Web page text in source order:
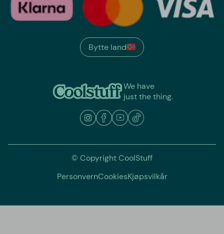
We have
just the thing.
Bytte land
© Copyright CoolStuff
PersonvernCookiesKjøpsvilkår